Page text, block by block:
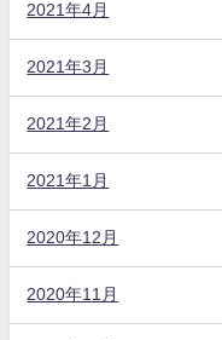
2021年4月
2021年3月
2021年2月
2021年1月
2020年12月
2020年11月